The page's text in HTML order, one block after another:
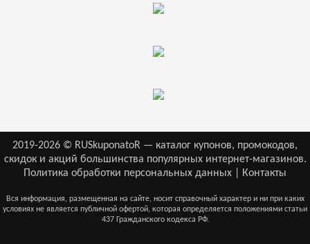
2019-2026 © RUSkuponatoR — каталог купонов, промокодов,
скидок и акций большинства популярных интернет-магазинов.
Политика обработки персональных данных
Контакты
Вся информация, размещенная на сайте, носит справочный характер и ни при каких
условиях не является публичной офертой, которая определяется положениями статьи
437 Гражданского кодекса РФ.